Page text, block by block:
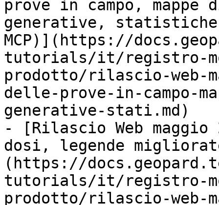
prove in campo,
generative,
MCP)](https://
tutorials/it/registro-
prodotto/rilascio-web-
delle-prove-in-campo-
generative-stati.md)
- [Rilascio Web
dosi, legende
(https://
tutorials/it/registro-
prodotto/rilascio-web-